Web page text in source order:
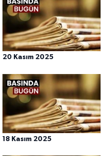
20 Kasım 2025
18 Kasım 2025